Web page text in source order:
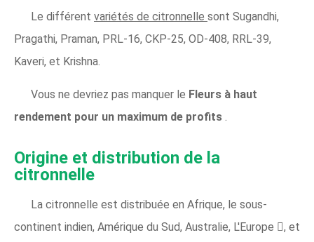
Le différent variétés de citronnelle sont Sugandhi,
Pragathi, Praman, PRL-16, CKP-25, OD-408, RRL-39,
Kaveri, et Krishna.
Vous ne devriez pas manquer le Fleurs à haut
rendement pour un maximum de profits .
Origine et distribution de la
citronnelle
La citronnelle est distribuée en Afrique, le sous-
continent indien, Amérique du Sud, Australie, L'Europe , et